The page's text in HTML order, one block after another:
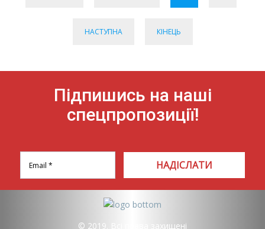
НАСТУПНА КІНЕЦЬ
Підпишись на наші
спецпропозиції!
НАДІСЛАТИ
© 2019. Всі права захищені